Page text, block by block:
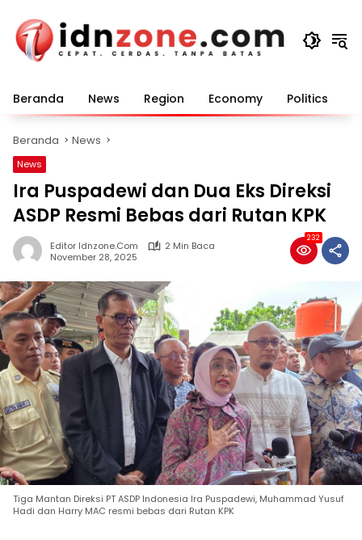
konten
Beranda News Region Economy Politics
Beranda News
News
Ira Puspadewi dan Dua Eks Direksi
ASDP Resmi Bebas dari Rutan KPK
Editor Idnzone.com
2 Min Baca
November 28, 2025
232
Tiga Mantan Direksi PT ASDP Indonesia Ira Puspadewi, Muhammad Yusuf
Hadi dan Harry MAC resmi bebas dari Rutan KPK